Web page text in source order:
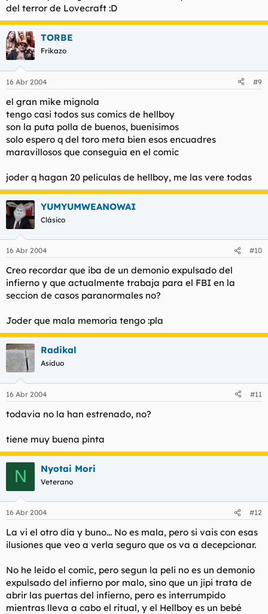
del terror de Lovecraft :D
TORBE
Frikazo
16 Abr 2004 #9
el gran mike mignola
tengo casi todos sus comics de hellboy
son la puta polla de buenos, buenisimos
solo espero q del toro meta bien esos encuadres
maravillosos que conseguia en el comic
joder q hagan 20 peliculas de hellboy, me las vere todas
YUMYUMWEANOWAI
Clásico
16 Abr 2004 #10
Creo recordar que iba de un demonio expulsado del
infierno y que actualmente trabaja para el FBI en la
seccion de casos paranormales no?
Joder que mala memoria tengo :pla
Radikal
Asiduo
16 Abr 2004 #11
todavia no la han estrenado, no?
tiene muy buena pinta
N Nyotai Mori
Veterano
16 Abr 2004 #12
La vi el otro día y buno... No es mala, pero si vais con esas
ilusiones que veo a verla seguro que os va a decepcionar.
No he leido el comic, pero segun la peli no es un demonio
expulsado del infierno por malo, sino que un jipi trata de
abrir las puertas del infierno, pero es interrumpido
mientras lleva a cabo el ritual, y el Hellboy es un bebé